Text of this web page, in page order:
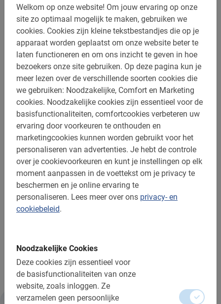
Welkom op onze website! Om jouw ervaring op onze
site zo optimaal mogelijk te maken, gebruiken we
cookies. Cookies zijn kleine tekstbestandjes die op je
apparaat worden geplaatst om onze website beter te
laten functioneren en om ons inzicht te geven in hoe
bezoekers onze site gebruiken. Op deze pagina kun je
meer lezen over de verschillende soorten cookies die
we gebruiken: Noodzakelijke, Comfort en Marketing
cookies. Noodzakelijke cookies zijn essentieel voor de
basisfunctionaliteiten, comfortcookies verbeteren uw
ervaring door voorkeuren te onthouden en
marketingcookies kunnen worden gebruikt voor het
personaliseren van advertenties. Je hebt de controle
over je cookievoorkeuren en kunt je instellingen op elk
moment aanpassen in de voettekst om je privacy te
beschermen en je online ervaring te
personaliseren. Lees meer over ons privacy- en
cookiebeleid.
Noodzakelijke Cookies
Deze cookies zijn essentieel voor
de basisfunctionaliteiten van onze
website, zoals inloggen. Ze
verzamelen geen persoonlijke
absoluut niet mag missen. We zullen daarom van de
fiets stappen en dit deel te voet doen. Daarnaast zijn de
afstanden die je aflegt niet groot, omdat de stad nu
eenmaal vrij klein is.
Boek deze Split Fietstour online en
betaal op locatie!
Enthousiast geraakt over deze Split Fietstour? Wacht
dan niet langer en reserveer jouw plek via het
boekingsmenu. Je boekt gemakkelijk op deze pagina
zonder reserveringskosten, veilig en snel online te
boeken.
Dus waar wacht je nog op? Reserveer een plekje voor
Met een Split Fietstour van Baja Bikes voel je je direct